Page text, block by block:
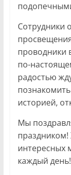
Сотрудники
проводники
по-
радостью
историей,
Мы
праздником!
интересных
каждый день!